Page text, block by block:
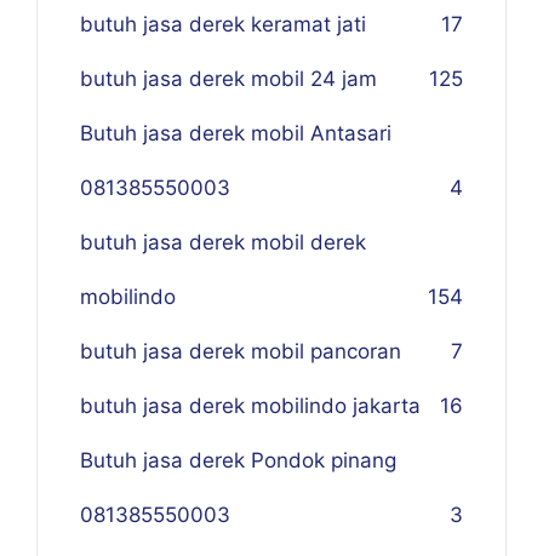
butuh jasa derek keramat jati 17
butuh jasa derek mobil 24 jam 125
Butuh jasa derek mobil Antasari
081385550003 4
butuh jasa derek mobil derek
mobilindo 154
butuh jasa derek mobil pancoran 7
butuh jasa derek mobilindo jakarta 16
Butuh jasa derek Pondok pinang
081385550003 3